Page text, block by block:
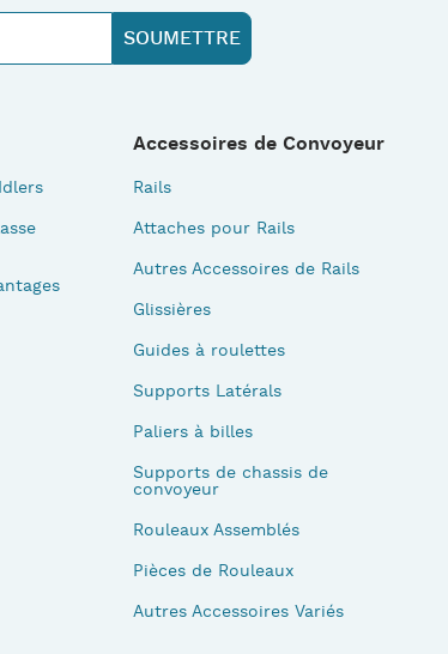
Accessoires de Convoyeur
Rails
Attaches pour Rails
Autres Accessoires de Rails
Glissières
Guides à roulettes
Supports Latérals
Paliers à billes
Supports de chassis de
convoyeur
Rouleaux Assemblés
Pièces de Rouleaux
Autres Accessoires Variés